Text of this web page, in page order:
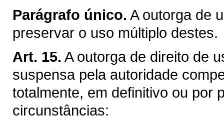
Parágrafo único. A outorga de
preservar o uso múltiplo destes.
Art. 15. A outorga de direito de
suspensa pela autoridade
totalmente, em definitivo ou por
circunstâncias: